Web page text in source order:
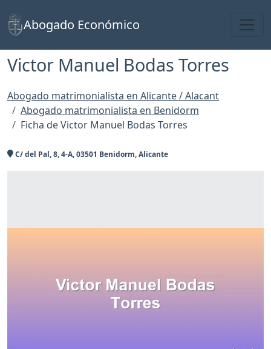
Abogado Económico
Victor Manuel Bodas Torres
Abogado matrimonialista en Alicante / Alacant
Abogado matrimonialista en Benidorm
Ficha de Victor Manuel Bodas Torres
C/ del Pal, 8, 4-A, 03501 Benidorm, Alicante